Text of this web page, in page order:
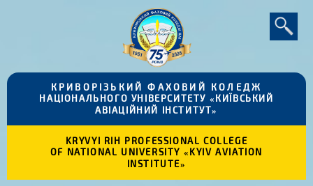
КРИВОРІЗЬКИЙ ФАХОВИЙ КОЛЕДЖ
НАЦІОНАЛЬНОГО УНІВЕРСИТЕТУ «КИЇВСЬКИЙ
АВІАЦІЙНИЙ ІНСТИТУТ»
KRYVYI RIH PROFESSIONAL COLLEGE
OF NATIONAL UNIVERSITY «KYIV AVIATION
INSTITUTE»